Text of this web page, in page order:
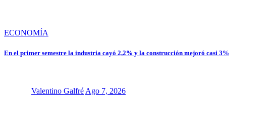
ECONOMÍA
En el primer semestre la industria cayó 2,2% y la construcción mejoró casi 3%
Valentino Galfré Ago 7, 2026